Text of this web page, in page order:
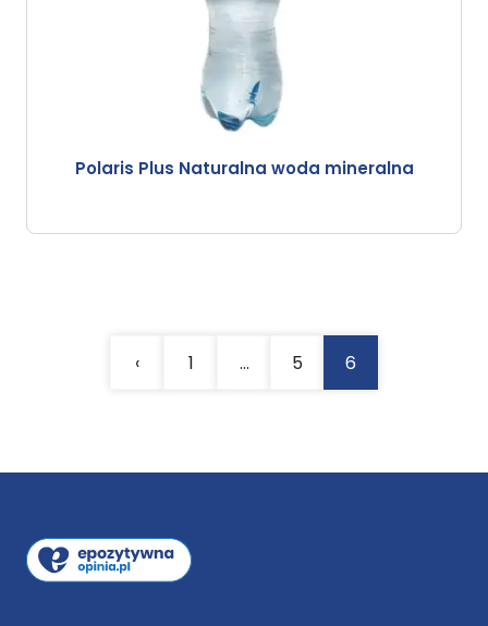
Polaris Plus Naturalna woda mineralna
‹ 1 … 5 6